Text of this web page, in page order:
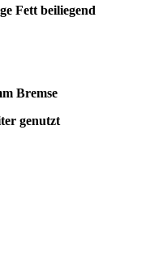
Fett beiliegend
Bremse
genutzt